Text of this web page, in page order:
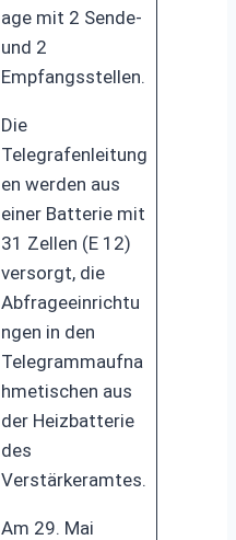
age mit 2 Sende-
und 2
Empfangsstellen.
Die
Telegrafenleitung
en werden aus
einer Batterie mit
31 Zellen (E 12)
versorgt, die
Abfrageeinrichtu
ngen in den
Telegrammaufna
hmetischen aus
der Heizbatterie
des
Verstärkeramtes.
Am 29. Mai